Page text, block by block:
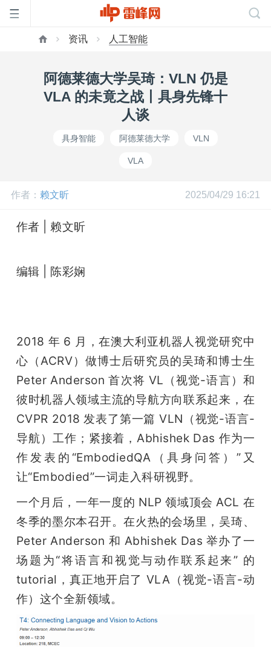
页
网
公
开
活
动
中
心
专
题
爱
搞
资讯 人工智能
阿德莱德大学吴琦：VLN 仍是
VLA 的未竟之战丨具身先锋十
人谈
具身智能 阿德莱德大学 VLN
VLA
作者： 赖文昕 2025/04/29 16:21
作者 | 赖文昕
编辑 | 陈彩娴
2018 年 6 月，在澳大利亚机器人视觉研究中
心（ACRV）做博士后研究员的吴琦和博士生
Peter Anderson 首次将 VL（视觉-语言）和
彼时机器人领域主流的导航方向联系起来，在
CVPR 2018 发表了第一篇 VLN（视觉-语言-
导航）工作；紧接着，Abhishek Das 作为一
作发表的“EmbodiedQA（具身问答）”又
让“Embodied”一词走入科研视野。
一个月后，一年一度的 NLP 领域顶会 ACL 在
冬季的墨尔本召开。在火热的会场里，吴琦、
Peter Anderson 和 Abhishek Das 举办了一
场题为“将语言和视觉与动作联系起来” 的
tutorial，真正地开启了 VLA（视觉-语言-动
作）这个全新领域。